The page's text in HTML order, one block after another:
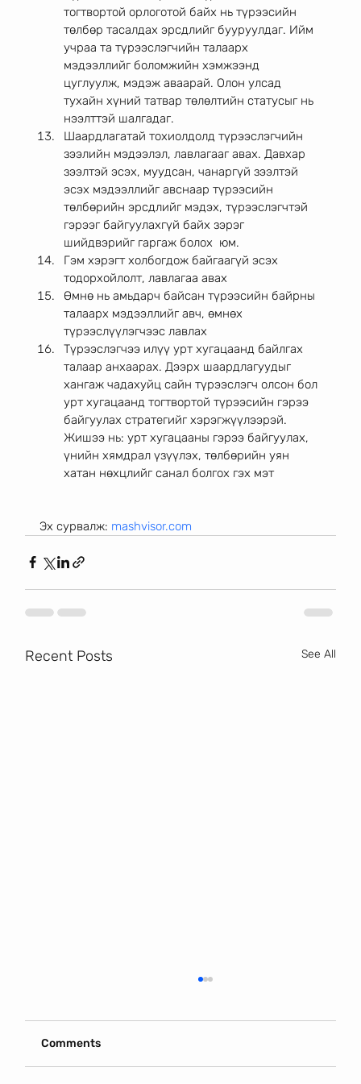
тогтвортой орлоготой байх нь түрээсийн
төлбөр тасалдах эрсдлийг бууруулдаг. Ийм
учраа та түрээслэгчийн талаарх
мэдээллийг боломжийн хэмжээнд
цуглуулж, мэдэж аваарай. Олон улсад
тухайн хүний татвар төлөлтийн статусыг нь
нээлттэй шалгадаг.
Шаардлагатай тохиолдолд түрээслэгчийн
зээлийн мэдээлэл, лавлагааг авах. Давхар
зээлтэй эсэх, муудсан, чанаргүй зээлтэй
эсэх мэдээллийг авснаар түрээсийн
төлбөрийн эрсдлийг мэдэх, түрээслэгчтэй
гэрээг байгуулахгүй байх зэрэг
шийдвэрийг гаргаж болох  юм.
Гэм хэрэгт холбогдож байгаагүй эсэх
тодорхойлолт, лавлагаа авах
Өмнө нь амьдарч байсан түрээсийн байрны
талаарх мэдээллийг авч, өмнөх
түрээслүүлэгчээс лавлах
Түрээслэгчээ илүү урт хугацаанд байлгах
талаар анхаарах. Дээрх шаардлагуудыг
хангаж чадахуйц сайн түрээслэгч олсон бол
урт хугацаанд тогтвортой түрээсийн гэрээ
байгуулах стратегийг хэрэгжүүлээрэй.
Жишээ нь: урт хугацааны гэрээ байгуулах,
үнийн хямдрал үзүүлэх, төлбөрийн уян
хатан нөхцлийг санал болгох гэх мэт
Эх сурвалж: mashvisor.com
Recent Posts See All
Comments